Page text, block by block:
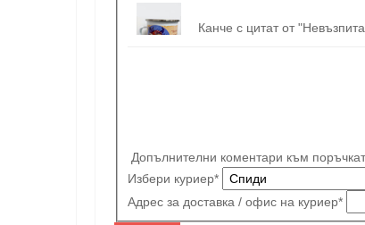
Канче с цитат от
Допълнителни коментари към
Избери куриер*
Адрес за доставка / офис на куриер*